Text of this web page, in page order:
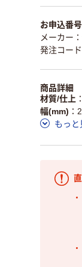
お申込番
メーカー
発注コー
商品詳細
材質/仕上
幅(mm)
もっと